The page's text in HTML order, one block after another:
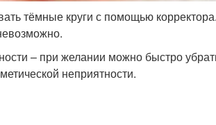
тёмные круги с помощью
– при желании можно быстро
неприятности.